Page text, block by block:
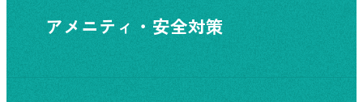
アメニティ・安全対策